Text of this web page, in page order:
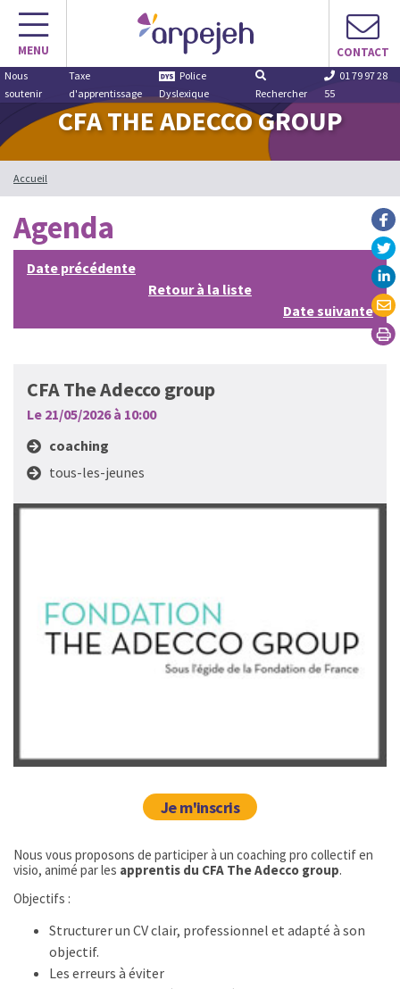
Aller
contenu
MENU CONTACT
Nous
soutenir
Taxe
d'apprentissage
Police
Dyslexique
Rechercher
01 79 97 28
55
CFA THE ADECCO GROUP
Accueil
Agenda
Date précédente
Retour à la liste
Date suivante
CFA The Adecco group
Le 21/05/2026 à 10:00
coaching
tous-les-jeunes
Je m'inscris
Nous vous proposons de participer à un coaching pro collectif en
visio, animé par les apprentis du CFA The Adecco group.
Objectifs :
Structurer un CV clair, professionnel et adapté à son
objectif.
Les erreurs à éviter